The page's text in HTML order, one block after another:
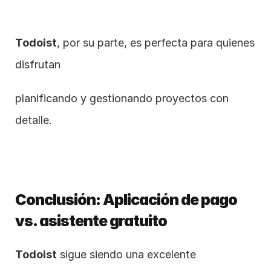
Todoist, por su parte, es perfecta para quienes
disfrutan
planificando y gestionando proyectos con
detalle.
Conclusión: Aplicación de pago
vs. asistente gratuito
Todoist sigue siendo una excelente